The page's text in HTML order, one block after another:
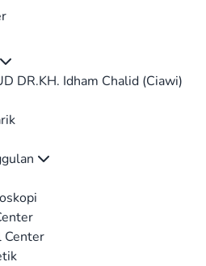
DR.KH. Idham Chalid (Ciawi)
Center